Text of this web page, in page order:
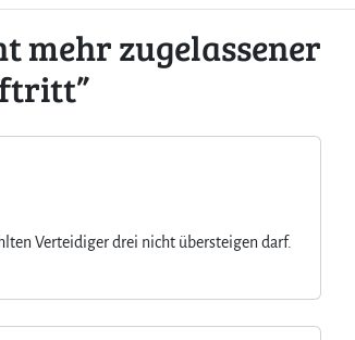
d
r
t
t
mehr zugelassener
Verteidiger drei nicht übersteigen darf.